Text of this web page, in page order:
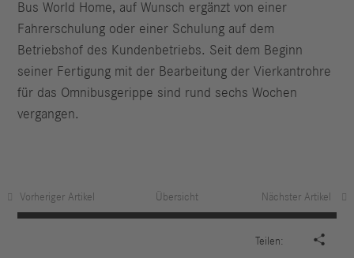
Bus World Home, auf Wunsch ergänzt von einer
Fahrerschulung oder einer Schulung auf dem
Betriebshof des Kundenbetriebs. Seit dem Beginn
seiner Fertigung mit der Bearbeitung der Vierkantrohre
für das Omnibusgerippe sind rund sechs Wochen
vergangen.
Vorheriger Artikel Übersicht Nächster Artikel
Teilen: 